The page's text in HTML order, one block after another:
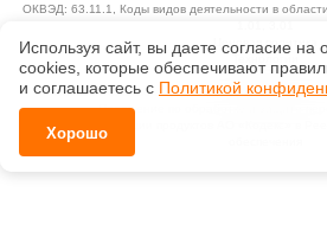
ОКВЭД: 63.11.1, Коды видов деятельности в
Исключительные авторские и смежные права
Положение по обработке и защите
Справка о регистрации продуктов АО «Кодекс» в
Используя сайт, вы даете согласие на
сооkiеs, которые обеспечивают
и соглашаетесь с Политикой
Хорошо